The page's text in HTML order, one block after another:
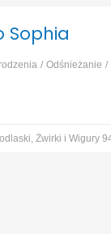
Sophia
Odśnieżanie
Żwirki i Wigury